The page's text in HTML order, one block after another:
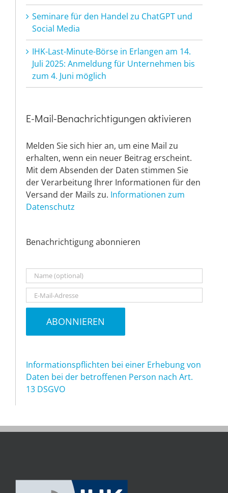
Seminare für den Handel zu ChatGPT und
Social Media
IHK-Last-Minute-Börse in Erlangen am 14.
Juli 2025: Anmeldung für Unternehmen bis
zum 4. Juni möglich
E-Mail-Benachrichtigungen aktivieren
Melden Sie sich hier an, um eine Mail zu
erhalten, wenn ein neuer Beitrag erscheint.
Mit dem Absenden der Daten stimmen Sie
der Verarbeitung Ihrer Informationen für den
Versand der Mails zu. Informationen zum
Datenschutz
Benachrichtigung abonnieren
Informationspflichten bei einer Erhebung von
Daten bei der betroffenen Person nach Art.
13 DSGVO